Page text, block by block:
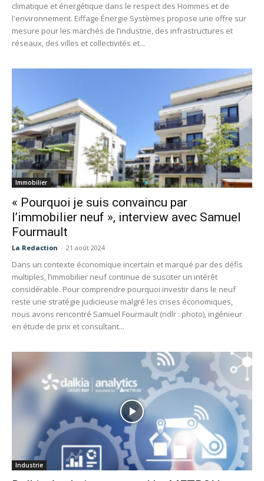
climatique et énergétique dans le respect des Hommes et de
l'environnement. Eiffage Énergie Systèmes propose une offre sur
mesure pour les marchés de l’industrie, des infrastructures et
réseaux, des villes et collectivités et...
Immobilier
« Pourquoi je suis convaincu par
l’immobilier neuf », interview avec Samuel
Fourmault
La Redaction - 21 août 2024
Dans un contexte économique incertain et marqué par des défis
multiples, l’immobilier neuf continue de susciter un intérêt
considérable. Pour comprendre pourquoi investir dans le neuf
reste une stratégie judicieuse malgré les crises économiques,
nous avons rencontré Samuel Fourmault (ndlr : photo), ingénieur
en étude de prix et consultant...
Industrie